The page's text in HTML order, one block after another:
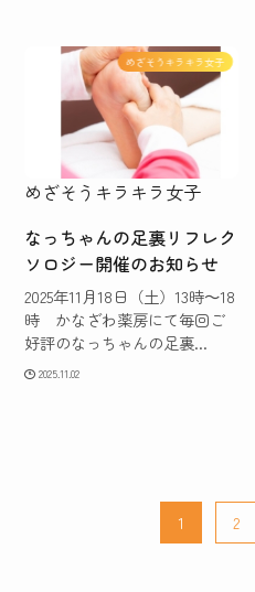
めざそうキラキラ女子
めざそうキラキラ女子
なっちゃんの足裏リフレク
ソロジー開催のお知らせ
2025年11月18日（土）13時～18
時 かなざわ薬房にて毎回ご
好評のなっちゃんの足裏...
2025.11.02
1 2